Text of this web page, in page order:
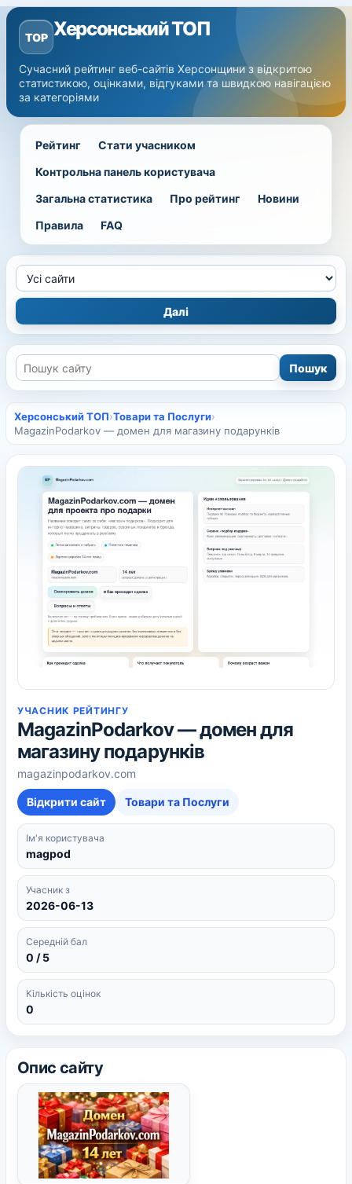
TOP Херсонський ТОП
Сучасний рейтинг веб-сайтів Херсонщини з відкритою
статистикою, оцінками, відгуками та швидкою навігацією
за категоріями
Рейтинг
Стати учасником
Контрольна панель користувача
Загальна статистика
Про рейтинг
Новини
Правила
FAQ
Херсонський ТОП›Товари та Послуги›
MagazinPodarkov — домен для магазину подарунків
УЧАСНИК РЕЙТИНГУ
MagazinPodarkov — домен для
магазину подарунків
magazinpodarkov.com
Відкрити сайт Товари та Послуги
Ім'я користувача
magpod
Учасник з
2026-06-13
Середній бал
0 / 5
Кількість оцінок
0
Опис сайту